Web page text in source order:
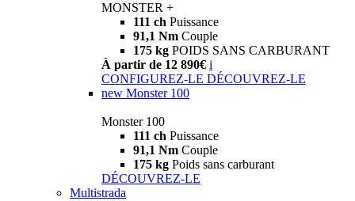
MONSTER +
111 ch Puissance
91,1 Nm Couple
175 kg POIDS SANS CARBURANT
À partir de 12 890€ i
CONFIGUREZ-LE DÉCOUVREZ-LE
new Monster 100
Monster 100
111 ch Puissance
91,1 Nm Couple
175 kg Poids sans carburant
DÉCOUVREZ-LE
Multistrada